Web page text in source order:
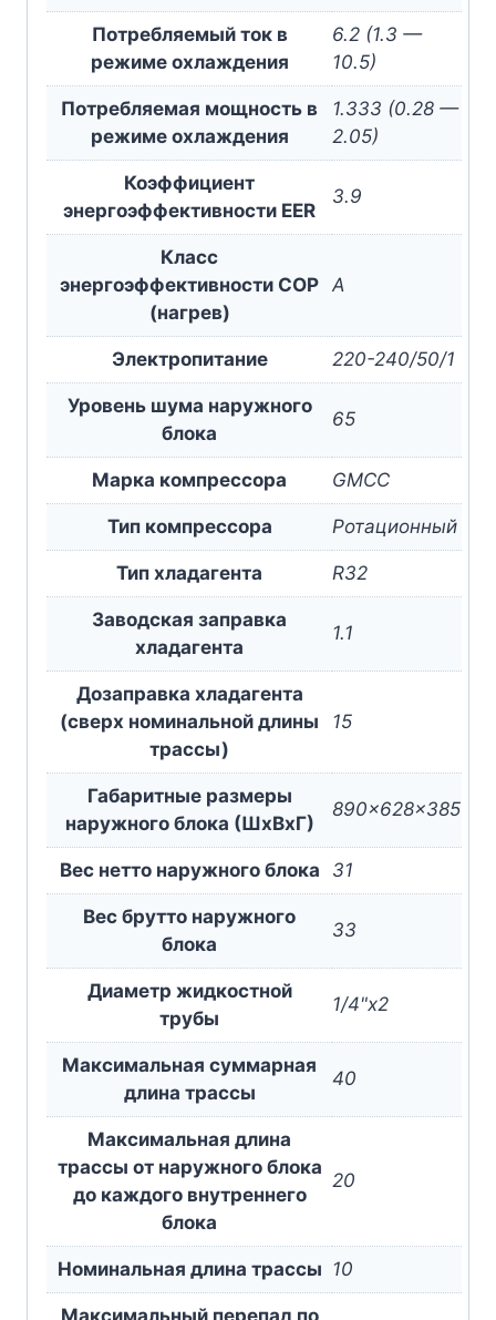
Потребляемый ток в
режиме охлаждения
6.2 (1.3 —
10.5)
Потребляемая мощность в
режиме охлаждения
1.333 (0.28 —
2.05)
Коэффициент
энергоэффективности EER
3.9
Класс
энергоэффективности COP
(нагрев)
A
Электропитание 220-240/50/1
Уровень шума наружного
блока
65
Марка компрессора GMCC
Тип компрессора Ротационный
Тип хладагента R32
Заводская заправка
хладагента
1.1
Дозаправка хладагента
(сверх номинальной длины
трассы)
15
Габаритные размеры
наружного блока (ШxВxГ)
890x628x385
Вес нетто наружного блока 31
Вес брутто наружного
блока
33
Диаметр жидкостной
трубы
1/4"x2
Максимальная суммарная
длина трассы
40
Максимальная длина
трассы от наружного блока
до каждого внутреннего
блока
20
Номинальная длина трассы 10
Максимальный перепад по